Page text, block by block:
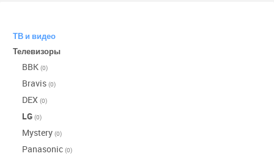
ТВ и видео
Телевизоры
BBK (0)
Bravis (0)
DEX (0)
LG (0)
Mystery (0)
Panasonic (0)